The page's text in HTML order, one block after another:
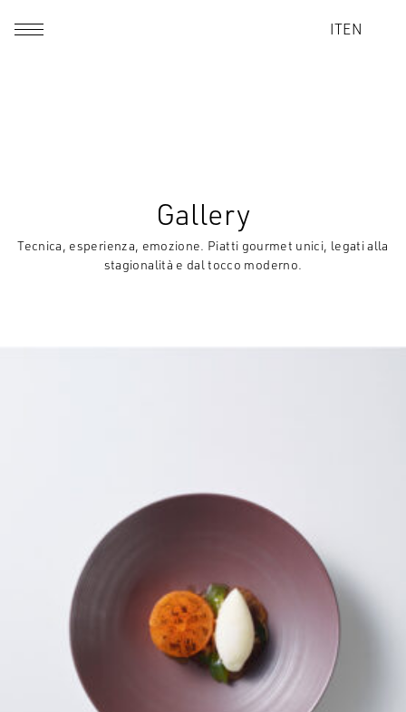
ITEN
Gallery
Tecnica, esperienza, emozione. Piatti gourmet unici, legati alla
stagionalità e dal tocco moderno.